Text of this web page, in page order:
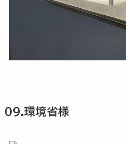
09.環境省様